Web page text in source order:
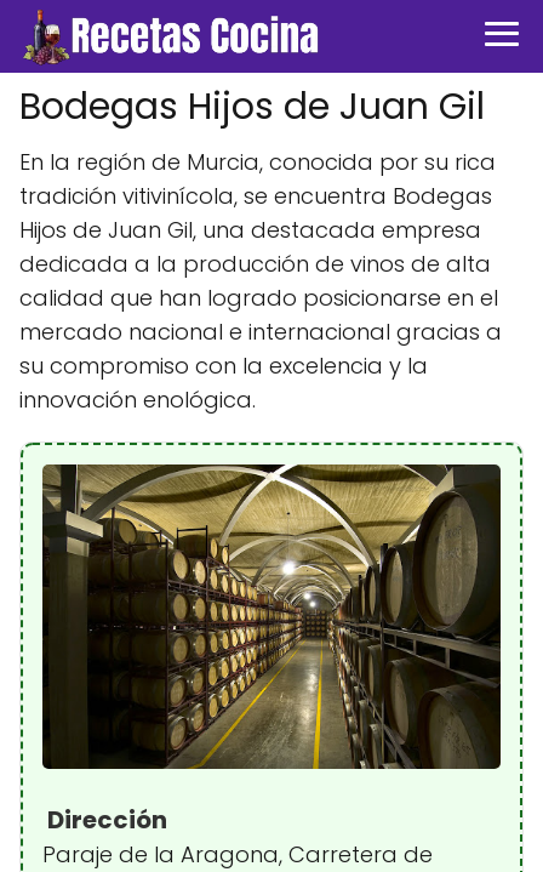
Bodegas Hijos de Juan Gil
En la región de Murcia, conocida por su rica
tradición vitivinícola, se encuentra Bodegas
Hijos de Juan Gil, una destacada empresa
dedicada a la producción de vinos de alta
calidad que han logrado posicionarse en el
mercado nacional e internacional gracias a
su compromiso con la excelencia y la
innovación enológica.
Dirección
Paraje de la Aragona, Carretera de